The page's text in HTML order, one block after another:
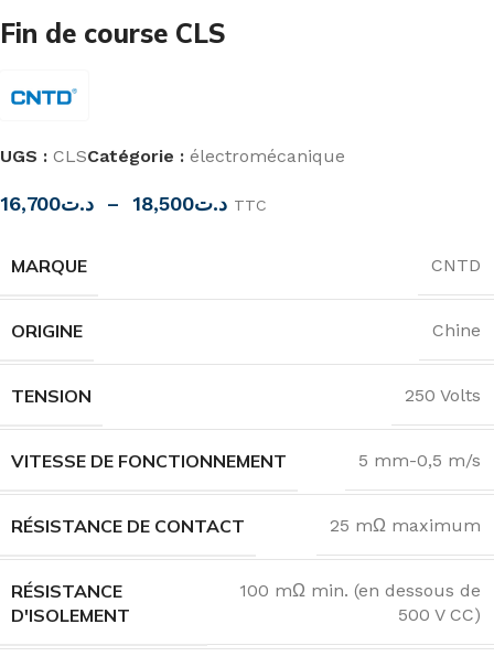
Fin de course CLS
UGS : CLSCatégorie : électromécanique
د.ت16,700 – د.ت18,500 TTC
MARQUE CNTD
ORIGINE Chine
TENSION 250 Volts
VITESSE DE FONCTIONNEMENT 5 mm-0,5 m/s
RÉSISTANCE DE CONTACT 25 mΩ maximum
RÉSISTANCE
D'ISOLEMENT
100 mΩ min. (en dessous de
500 V CC)